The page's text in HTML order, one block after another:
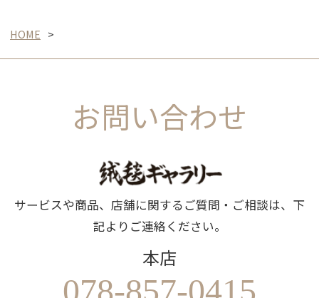
HOME
お問い合わせ
サービスや商品、店舗に関するご質問・ご相談は、下
記よりご連絡ください。
本店
078-857-0415